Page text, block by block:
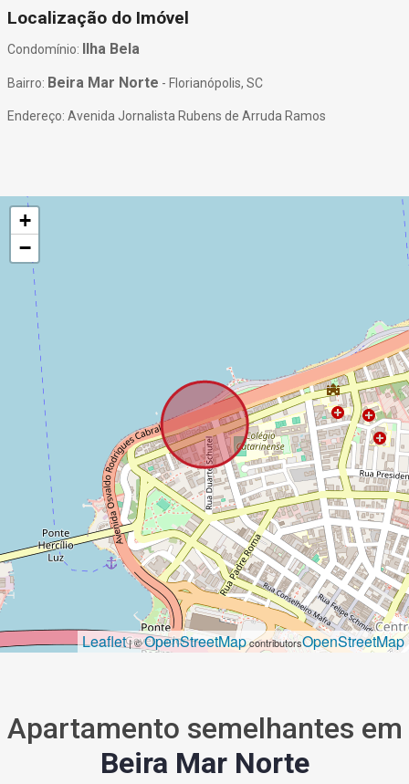
Localização do Imóvel
Condomínio: Ilha Bela
Bairro: Beira Mar Norte - Florianópolis, SC
Endereço: Avenida Jornalista Rubens de Arruda Ramos
+
−
Leaflet| ©OpenStreetMapcontributorsOpenStreetMap
Apartamento semelhantes em
Beira Mar Norte